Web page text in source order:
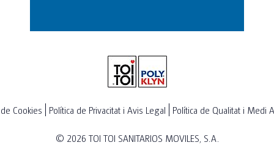
© 2026 TOI TOI SANITARIOS MOVILES, S.A.
Cookies Política de Privacitat i Avis Legal Política de Qualitat i Medi